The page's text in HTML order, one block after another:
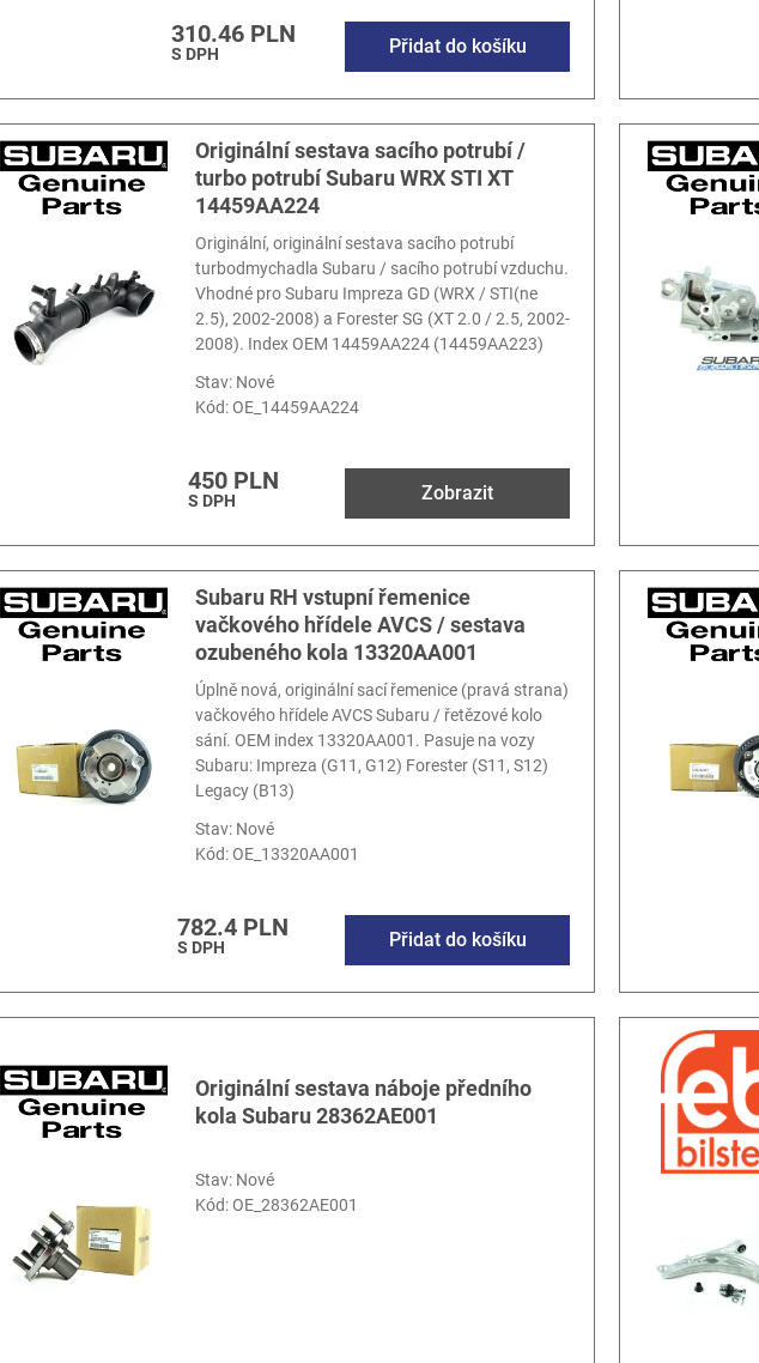
310.46 PLN
S DPH Přidat do košíku
Originální sestava sacího potrubí /
turbo potrubí Subaru WRX STI XT
14459AA224
Originální, originální sestava sacího potrubí
turbodmychadla Subaru / sacího potrubí vzduchu.
Vhodné pro Subaru Impreza GD (WRX / STI(ne
2.5), 2002-2008) a Forester SG (XT 2.0 / 2.5, 2002-
2008). Index OEM 14459AA224 (14459AA223)
Stav: Nové
Kód:OE_14459AA224
450 PLN
S DPH Zobrazit
Subaru RH vstupní řemenice
vačkového hřídele AVCS / sestava
ozubeného kola 13320AA001
Úplně nová, originální sací řemenice (pravá strana)
vačkového hřídele AVCS Subaru / řetězové kolo
sání. OEM index 13320AA001. Pasuje na vozy
Subaru: Impreza (G11, G12) Forester (S11, S12)
Legacy (B13)
Stav: Nové
Kód:OE_13320AA001
782.4 PLN
S DPH Přidat do košíku
Originální sestava náboje předního
kola Subaru 28362AE001
Stav: Nové
Kód:OE_28362AE001